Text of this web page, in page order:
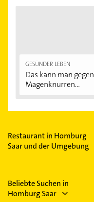
GESÜNDER LEBEN
Das kann man gegen
Magenknurren...
Restaurant in Homburg
Saar und der Umgebung
Beliebte Suchen in
Homburg Saar